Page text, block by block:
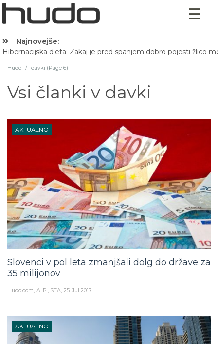
Najnovejše:
Hibernacijska dieta: Zakaj je pred spanjem dobro pojesti žlico
Hudo / davki (Page 6)
Vsi članki v davki
AKTUALNO
Slovenci v pol leta zmanjšali dolg do države za
35 milijonov
Hudo.com A. P., STA 25. Jul 2017
AKTUALNO